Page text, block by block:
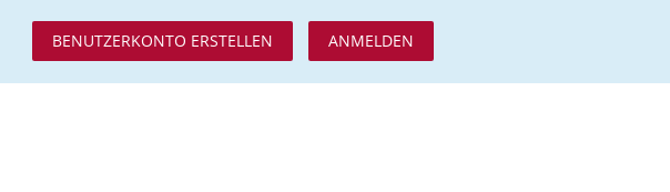
BENUTZERKONTO ERSTELLEN ANMELDEN